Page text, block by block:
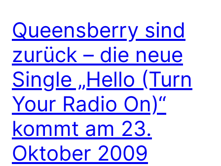
Queensberry sind
zurück – die neue
Single „Hello (Turn
Your Radio On)“
kommt am 23.
Oktober 2009